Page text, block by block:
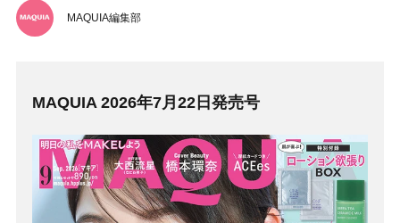
MAQUIA編集部
MAQUIA 2026年7月22日発売号